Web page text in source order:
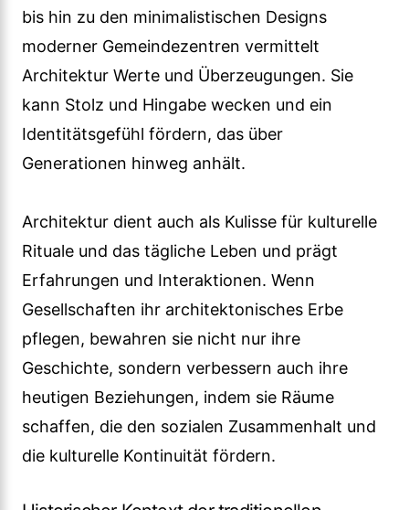
bis hin zu den minimalistischen Designs
moderner Gemeindezentren vermittelt
Architektur Werte und Überzeugungen. Sie
kann Stolz und Hingabe wecken und ein
Identitätsgefühl fördern, das über
Generationen hinweg anhält.
Architektur dient auch als Kulisse für kulturelle
Rituale und das tägliche Leben und prägt
Erfahrungen und Interaktionen. Wenn
Gesellschaften ihr architektonisches Erbe
pflegen, bewahren sie nicht nur ihre
Geschichte, sondern verbessern auch ihre
heutigen Beziehungen, indem sie Räume
schaffen, die den sozialen Zusammenhalt und
die kulturelle Kontinuität fördern.